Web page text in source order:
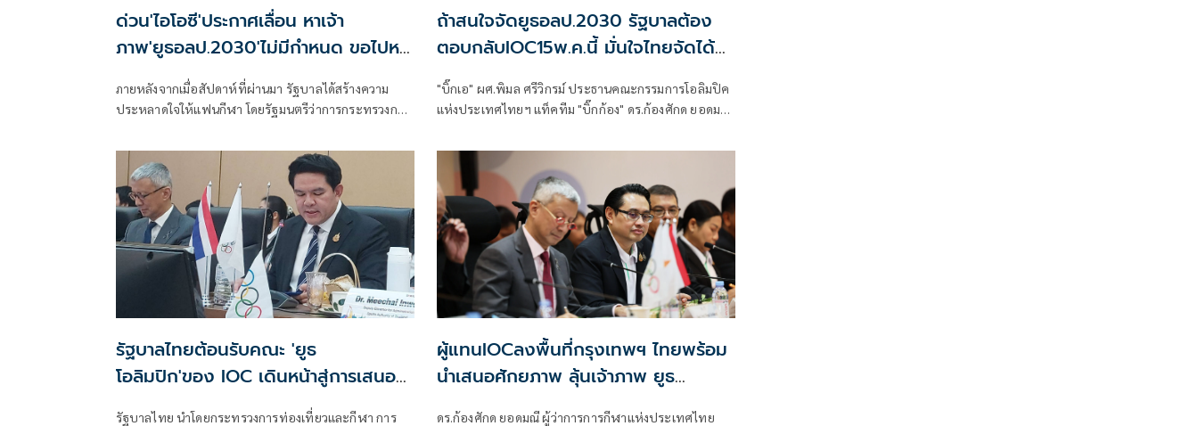
ด่วน'ไอโอซี'ประกาศเลื่อน หาเจ้า
ภาพ'ยูธอลป.2030'ไม่มีกำหนด ขอไปหา
เป้าหมายการจัดก่อน
ภายหลังจากเมื่่อสัปดาห์ที่ผ่านมา รัฐบาลได้สร้างความ
ประหลาดใจให้แฟนกีฬา โดยรัฐมนตรีว่าการกระทรวงการ
ประกาศว่า ประเทศไทยขอถอนตัว จากการชิงเจ้าภาพจัด
กีฬาโอลิมปิกเยาวชน"ยูธ โอลิมปิก 2030" หลังจากที่
ประเทศไทยเข้ารอบ3ประเทศสุดท้าย ร่วมกับชิลี และ
ปารากวัย ทั้งๆที่ประเทศไทยมีโอกาสได้รับการคัดเลือก
มากที่สุด โดยรัฐบาลให้เหตุผลว่า เงินค่าจัดที่ตั้งไว้
กว่า5,000ล้านบาท สูงเกินไป จนทำให้แฟนกีฬาชาวไทย
เสียดายโอกาสในครั้งนี้อย่างมากนั้น
ถ้าสนใจจัดยูธอลป.2030 รัฐบาลต้อง
ตอบกลับIOC15พ.ค.นี้ มั่นใจไทยจัดได้
กำไรคืน'หมื่นล้าน'
"บิ๊กเอ" ผศ.พิมล ศรีวิกรม์ ประธานคณะกรรมการโอลิมปิค
แห่งประเทศไทยฯ แท็คทีม "บิ๊กก้อง" ดร.ก้องศักด ยอดมณี
ละเอียดถึงการแบ่งจ่ายงบ 5,700 ล้านบาท เพื่อเป็นเจ้า
ภาพ "ยูธโอลิมปิกเกมส์ 2030" โดย 2 ปีแรกจ่ายเพียงหลัก
10 ล้านเพื่อเลี่ยงกระทบวิกฤติเศรษฐกิจของประเทศใน
เวลานี้ พร้อมให้นักวิชาการวิเคราะห์ไทยได้คืนกลับมาระ
ดับ "หมื่นล้าน" บวกได้การสร้างค่านิยมให้กับเด็กเยาวชนใน
เรื่องการเล่นกีฬา เผย ไทยสอบผ่านได้ A หมดหลังการ
ตรวจสนามและความพร้อม รอเพียงรัฐบาลไฟเขียวโดยไอ
โอซีตีกรอบ 15 พ.ค.นี้
รัฐบาลไทยต้อนรับคณะ 'ยูธ
โอลิมปิก'ของ IOC เดินหน้าสู่การเสนอ
รัฐบาลไทย นำโดยกระทรวงการท่องเที่ยวและกีฬา การ
ผู้แทนIOCลงพื้นที่กรุงเทพฯ ไทยพร้อม
นำเสนอศักยภาพ ลุ้นเจ้าภาพ ยูธ
ดร.ก้องศักด ยอดมณี ผู้ว่าการการกีฬาแห่งประเทศไทย